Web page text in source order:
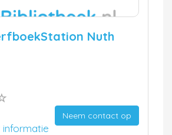
Nuth
Neem contact op
informatie